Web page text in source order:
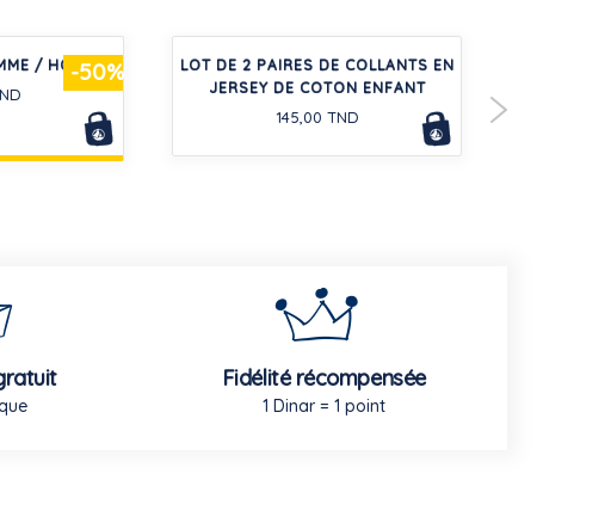
-50%
/ HOMME
LOT DE 2 PAIRES DE COLLANTS EN
JERSEY DE COTON ENFANT
145,00 TND
Fidélité récompensée
1 Dinar = 1 point